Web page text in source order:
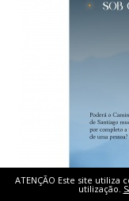
ATENÇÃO Este site utiliza
utilização.